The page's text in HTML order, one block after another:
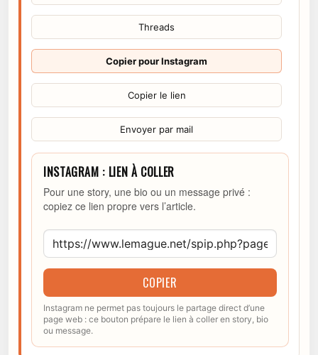
Threads
Copier pour Instagram
Copier le lien
Envoyer par mail
INSTAGRAM : LIEN À COLLER
Pour une story, une bio ou un message privé :
copiez ce lien propre vers l’article.
COPIER
Instagram ne permet pas toujours le partage direct d’une
page web : ce bouton prépare le lien à coller en story, bio
ou message.